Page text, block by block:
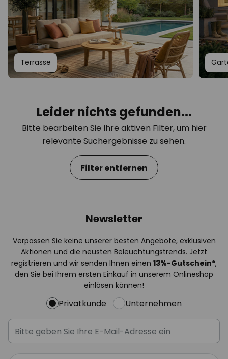
Terrasse
Leider nichts gefunden...
Bitte bearbeiten Sie Ihre aktiven Filter, um hier
relevante Suchergebnisse zu sehen.
Filter entfernen
Newsletter
Verpassen Sie keine unserer besten Angebote, exklusiven
Aktionen und die neusten Beleuchtungstrends. Jetzt
registrieren und wir senden Ihnen einen 13%-Gutschein*,
den Sie bei Ihrem ersten Einkauf in unserem Onlineshop
einlösen können!
Privatkunde Unternehmen